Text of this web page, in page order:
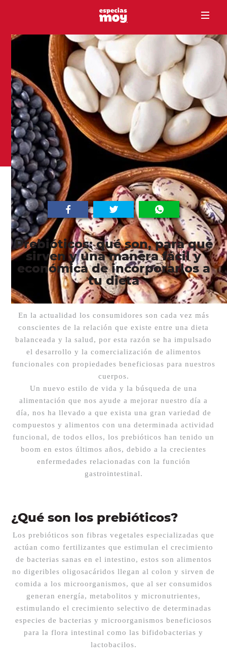
Prebióticos: qué son, para qué
sirven y una manera fácil y
económica de incorporarlos a
tu dieta
En la actualidad los consumidores son cada vez más
conscientes de la relación que existe entre una dieta
balanceada y la salud, por esta razón se ha impulsado
el desarrollo y la comercialización de alimentos
funcionales con propiedades beneficiosas para nuestros
cuerpos.
Un nuevo estilo de vida y la búsqueda de una
alimentación que nos ayude a mejorar nuestro día a
día, nos ha llevado a que exista una gran variedad de
compuestos y alimentos con una determinada actividad
funcional, de todos ellos, los prebióticos han tenido un
boom en estos últimos años, debido a la crecientes
enfermedades relacionadas con la función
gastrointestinal.
¿Qué son los prebióticos?
Los prebióticos son fibras vegetales especializadas que
actúan como fertilizantes que estimulan el crecimiento
de bacterias sanas en el intestino, estos son alimentos
no digeribles oligosacáridos llegan al colon y sirven de
comida a los microorganismos, que al ser consumidos
generan energía, metabolitos y micronutrientes,
estimulando el crecimiento selectivo de determinadas
especies de bacterias y microorganismos beneficiosos
para la flora intestinal como las bifidobacterias y
lactobacilos.